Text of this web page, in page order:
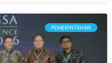
PEMERINTAHAN